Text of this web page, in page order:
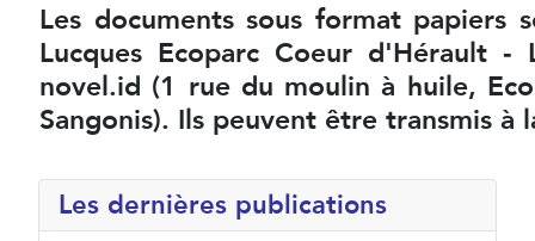
Les dernières publications
Les documents sous format
Lucques Ecoparc Coeur d'Hérault
novel.id (1 rue du moulin à huile,
Sangonis). Ils peuvent être transmis